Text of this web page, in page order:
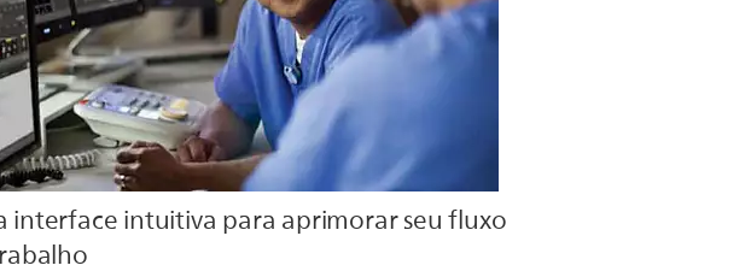
interface intuitiva para aprimorar seu fluxo